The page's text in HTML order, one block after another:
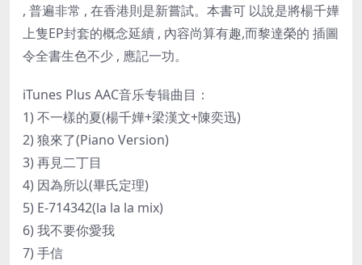
, 普遍非常 , 在香港則是新嘗試。本書可 以說是將楊千嬅
上隻EP封套的概念延續 , 內容尚算有趣,而黎達榮的 插圖
令全書生色不少 , 應記一功。
iTunes Plus AAC音乐专辑曲目：
1) 不一樣的夏(楊千嬅+梁漢文+陳奕迅)
2) 狼來了(Piano Version)
3) 再見二丁目
4) 因為所以(畢氏定理)
5) E-714342(la la la mix)
6) 我不要你愛我
7) 手信